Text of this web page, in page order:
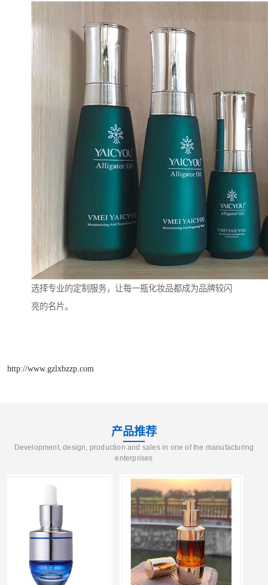
选择专业的定制服务，让每一瓶化妆品都成为品牌较闪
亮的名片。
http://www.gzlxbzzp.com
产品推荐
Development, design, production and sales in one of the manufacturing
enterprises